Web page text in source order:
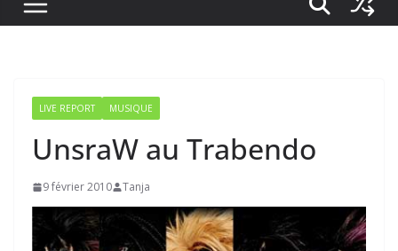
LIVE REPORT MUSIQUE
UnsraW au Trabendo
9 février 2010 Tanja